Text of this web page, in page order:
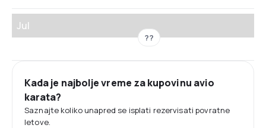
Jul
??
Kada je najbolje vreme za kupovinu avio
karata?
Saznajte koliko unapred se isplati rezervisati povratne
letove.